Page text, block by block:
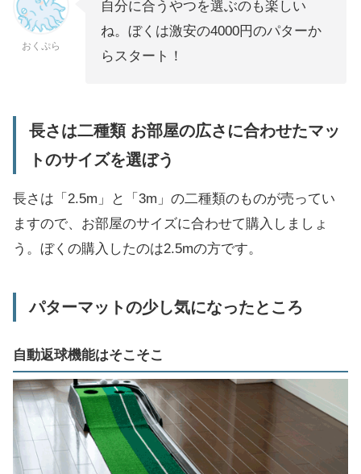
おくぷら
自分に合うやつを選ぶのも楽しい
ね。ぼくは激安の4000円のパターか
らスタート！
長さは二種類 お部屋の広さに合わせたマッ
トのサイズを選ぼう
長さは「2.5m」と「3m」の二種類のものが売ってい
ますので、お部屋のサイズに合わせて購入しましょ
う。ぼくの購入したのは2.5mの方です。
パターマットの少し気になったところ
自動返球機能はそこそこ